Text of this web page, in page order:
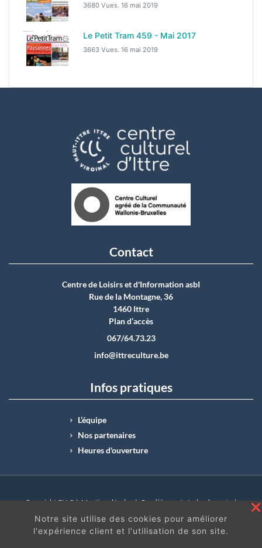
3680 Vues. 16 mai 2019
Le Petit Tram 459 - Mai 2017
3663 Vues. 16 mai 2019
Contact
Centre de Loisirs et d'Information asbI
Rue de la Montagne, 36
1460 Ittre
Plan d’accès
067/64.73.23
info@ittreculture.be
Infos pratiques
L’équipe
Nos partenaires
Heures d'ouverture
Copyright CLI © | Mentions légales | Conditions générales de vente |
N°Entreprise : BE0414.742.009 |
BE50 0012 6285 4518
Notre site utilise des cookies pour améliorer
l'expérience client et l'utilisation de son site.